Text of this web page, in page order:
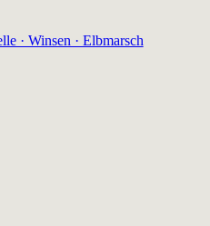
· Winsen · Elbmarsch